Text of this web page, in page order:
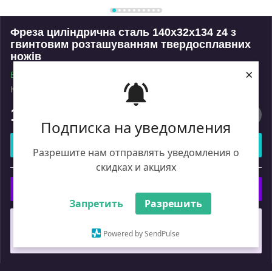
Подписка на уведомления
Разрешите нам отправлять уведомления о
скидках и акциях
Запретить Разрешить
Powered by SendPulse
×
Фреза циліндрична сталь 140х32х134 z4 з
гвинтовим розташуванням твердосплавних
ножів
В наявності
Код: 140134
17 490
або
Замовлення під захистом